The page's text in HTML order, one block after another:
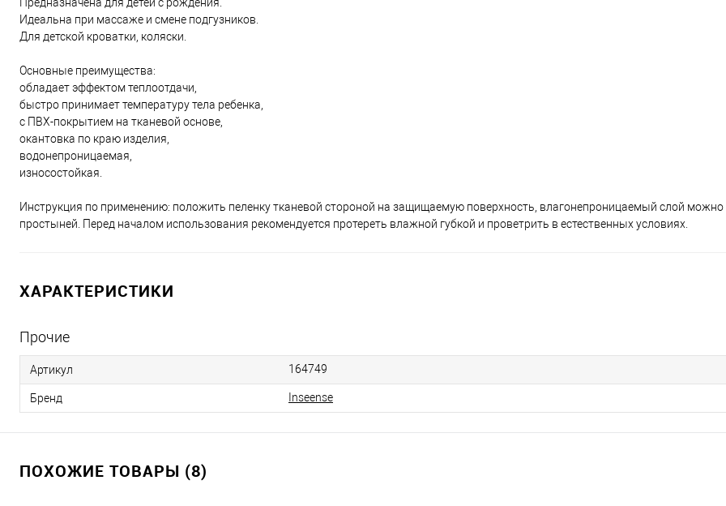
Предназначена для детей с рождения.
Идеальна при массаже и смене подгузников.
Для детской кроватки, коляски.
Основные преимущества:
обладает эффектом теплоотдачи,
быстро принимает температуру тела ребенка,
с ПВХ-покрытием на тканевой основе,
окантовка по краю изделия,
водонепроницаемая,
износостойкая.
Инструкция по применению: положить пеленку тканевой стороной на защищаемую поверхность, влагонепроницаемый слой
простыней. Перед началом использования рекомендуется протереть влажной губкой и проветрить в естественных условиях.
ХАРАКТЕРИСТИКИ
Прочие
Артикул 164749
Бренд Inseense
ПОХОЖИЕ ТОВАРЫ (8)